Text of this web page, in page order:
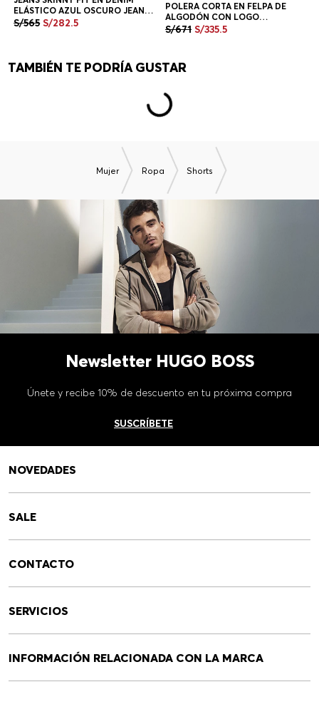
JEANS SKINNY FIT EN DENIM
POLERA CORTA EN FELPA DE
ALGODÓN CON LOGO
BORDADO SUDADERA RELAXED
S/671 S/335.5
TAMBIÉN TE PODRÍA GUSTAR
Mujer Ropa
Newsletter HUGO BOSS
NOVEDADES
SALE
CONTACTO
SERVICIOS